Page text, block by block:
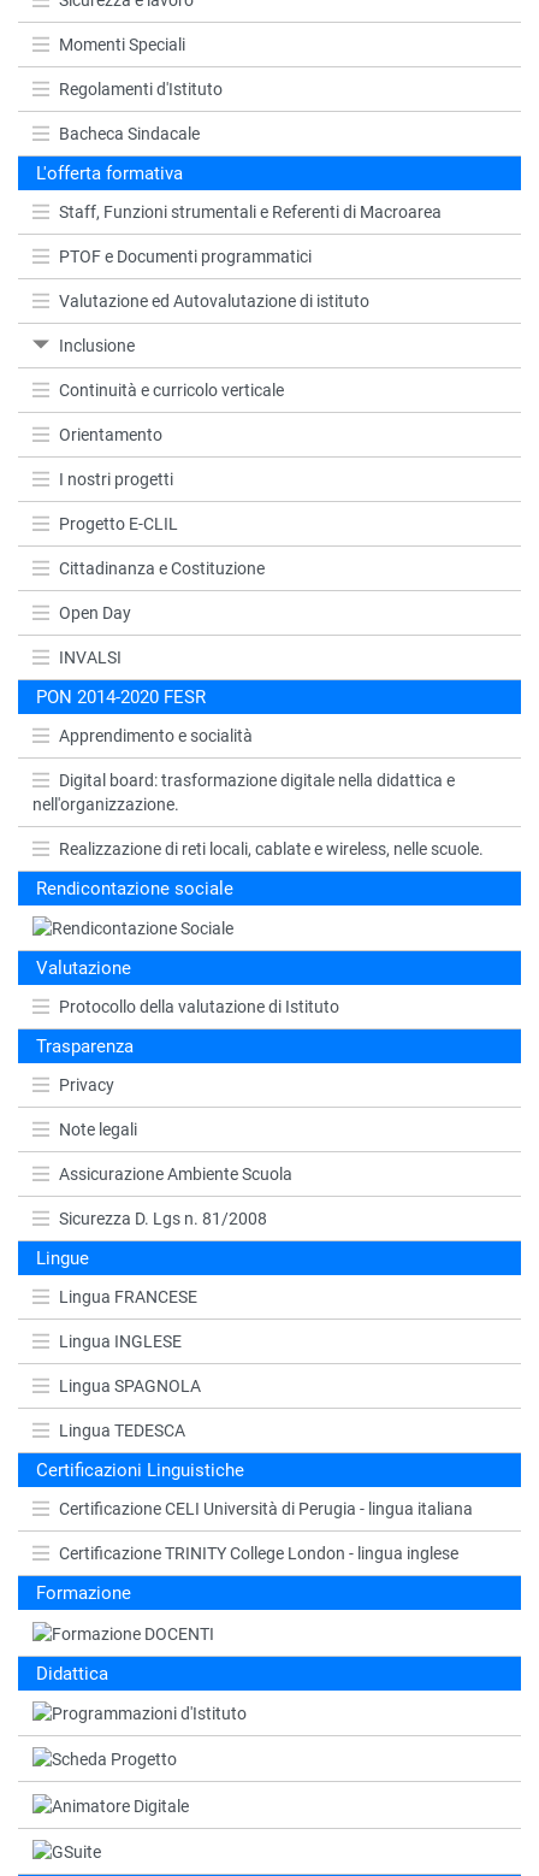
Momenti Speciali
Regolamenti d'Istituto
Bacheca Sindacale
L'offerta formativa
Staff, Funzioni strumentali e Referenti di Macroarea
PTOF e Documenti programmatici
Valutazione ed Autovalutazione di istituto
Inclusione
Continuità e curricolo verticale
Orientamento
I nostri progetti
Progetto E-CLIL
Cittadinanza e Costituzione
Open Day
INVALSI
PON 2014-2020 FESR
Apprendimento e socialità
Digital board: trasformazione digitale nella didattica e
nell'organizzazione.
Realizzazione di reti locali, cablate e wireless, nelle scuole.
Rendicontazione sociale
Valutazione
Protocollo della valutazione di Istituto
Trasparenza
Privacy
Note legali
Assicurazione Ambiente Scuola
Sicurezza D. Lgs n. 81/2008
Lingue
Lingua FRANCESE
Lingua INGLESE
Lingua SPAGNOLA
Lingua TEDESCA
Certificazioni Linguistiche
Certificazione CELI Università di Perugia - lingua italiana
Certificazione TRINITY College London - lingua inglese
Formazione
Didattica